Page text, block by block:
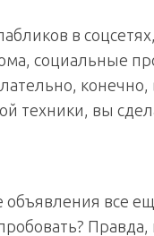
в
социальные
техники, вы
все
Правда,